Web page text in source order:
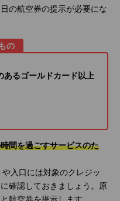
の航空券の提示が必要にな
の
あるゴールドカード以上
間を過ごすサービスのた
入口には対象のクレジッ
確認しておきましょう。原